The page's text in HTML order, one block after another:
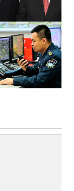
华信中安特勤大队第一期集训汇报总结大会6月6日上午10时，北京市工商联及丰台区工商联领导到我司听取诚信经营工作汇报，我司与会领导有董事长殷卫宏华信中安特勤大队第一期集训汇报总结大会6月6日上午10时，北京市工商联及丰台区工商联领导到我司听取诚信经营工作汇报，我司与会领导有董事长殷卫宏